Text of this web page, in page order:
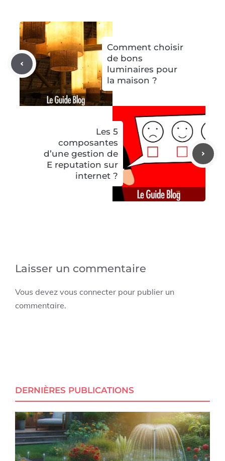
Comment choisir
de bons
luminaires pour
la maison ?
Les 5
composantes
d’une gestion de
E reputation sur
internet ?
Laisser un commentaire
Vous devez vous connecter pour publier un
commentaire.
DERNIÈRES PUBLICATIONS